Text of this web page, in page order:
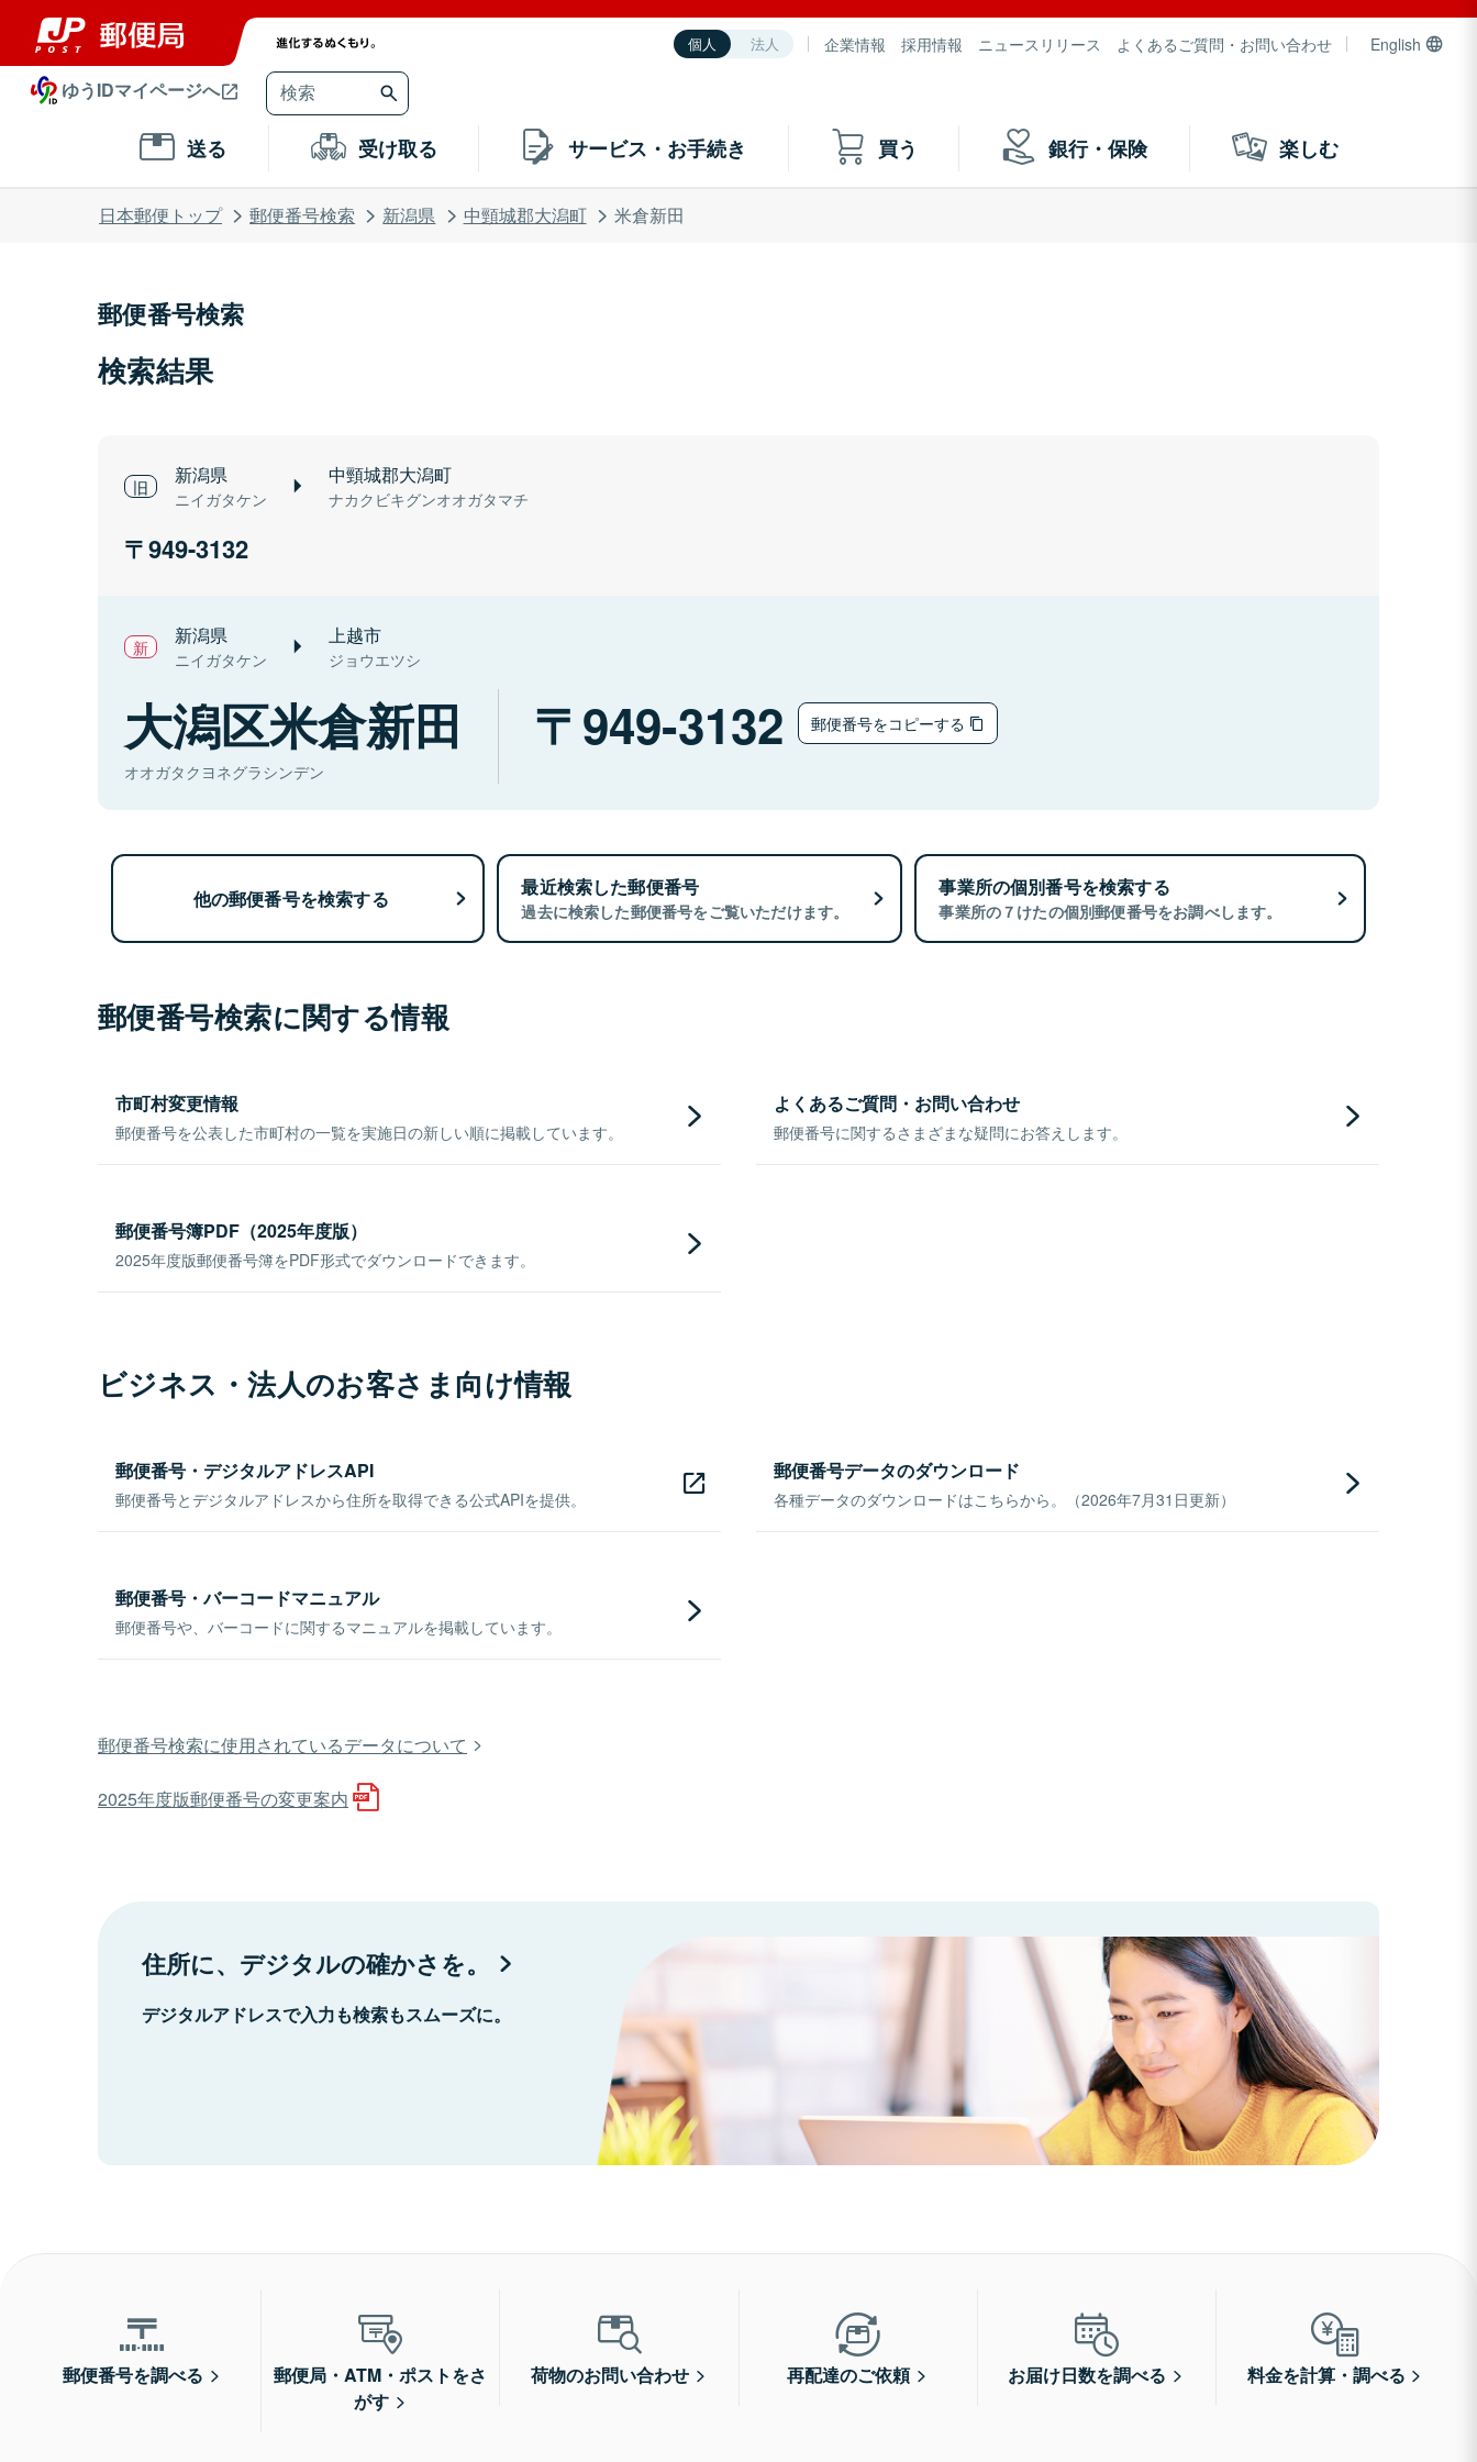
個人 法人 企業情報 採用情報 ニュースリリース よくあるご質問・お問い合わせ English
ゆうIDマイページへ
送る 受け取る サービス・お手続き 買う 銀行・保険 楽しむ
日本郵便トップ 郵便番号検索 新潟県 中頸城郡大潟町 米倉新田
郵便番号検索
検索結果
新潟県
ニイガタケン
中頸城郡大潟町
ナカクビキグンオオガタマチ
949-3132
新潟県
ニイガタケン
上越市
ジョウエツシ
大潟区米倉新田
オオガタクヨネグラシンデン
949-3132 郵便番号をコピーする
他の郵便番号を検索する 最近検索した郵便番号
過去に検索した郵便番号をご覧いただけます。
事業所の個別番号を検索する
事業所の７けたの個別郵便番号をお調べします。
郵便番号検索に関する情報
市町村変更情報
郵便番号を公表した市町村の一覧を実施日の新しい順に掲載しています。
よくあるご質問・お問い合わせ
郵便番号に関するさまざまな疑問にお答えします。
郵便番号簿PDF（2025年度版）
2025年度版郵便番号簿をPDF形式でダウンロードできます。
ビジネス・法人のお客さま向け情報
郵便番号・デジタルアドレスAPI
郵便番号とデジタルアドレスから住所を取得できる公式APIを提供。
郵便番号データのダウンロード
各種データのダウンロードはこちらから。（2026年7月31日更新）
郵便番号・バーコードマニュアル
郵便番号や、バーコードに関するマニュアルを掲載しています。
郵便番号検索に使用されているデータについて
2025年度版郵便番号の変更案内
住所に、デジタルの確かさを。
デジタルアドレスで入力も検索もスムーズに。
郵便番号を調べる
郵便局・ATM・ポストをさ
がす
荷物のお問い合わせ 再配達のご依頼 お届け日数を調べる 料金を計算・調べる